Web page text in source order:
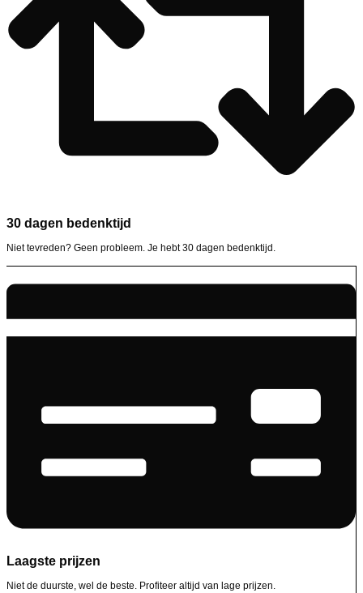
30 dagen bedenktijd
Niet tevreden? Geen probleem. Je hebt 30 dagen bedenktijd.
Laagste prijzen
Niet de duurste, wel de beste. Profiteer altijd van lage prijzen.